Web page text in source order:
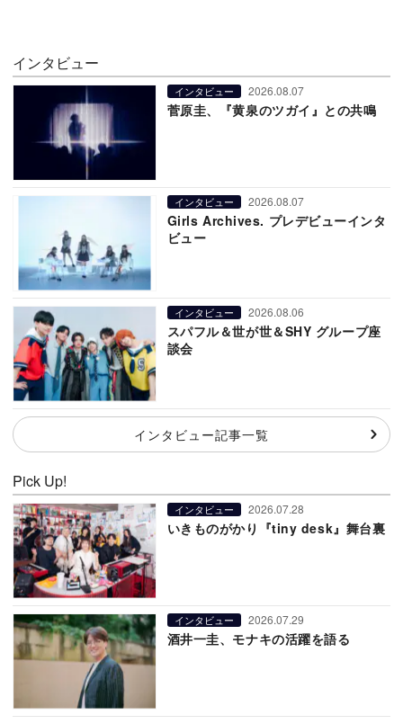
インタビュー
インタビュー 2026.08.07
菅原圭、『黄泉のツガイ』との共鳴
インタビュー 2026.08.07
Girls Archives. プレデビューインタ
ビュー
インタビュー 2026.08.06
スパフル＆世が世＆SHY グループ座
談会
インタビュー記事一覧
Pick Up!
インタビュー 2026.07.28
いきものがかり『tiny desk』舞台裏
インタビュー 2026.07.29
酒井一圭、モナキの活躍を語る